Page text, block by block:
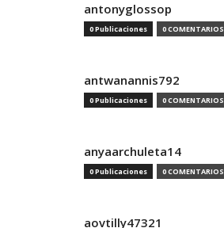
antonyglossop
0 Publicaciones 0 COMENTARIOS
antwanannis792
0 Publicaciones 0 COMENTARIOS
anyaarchuleta14
0 Publicaciones 0 COMENTARIOS
aovtilly47321